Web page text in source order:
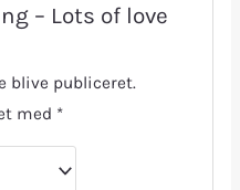
– Lots of love
blive publiceret.
med *